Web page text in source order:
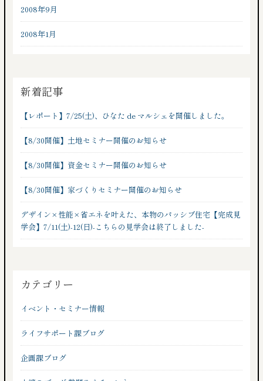
2008年9月
2008年1月
新着記事
【レポート】7/25(土)、ひなた de マルシェを開催しました。
【8/30開催】土地セミナー開催のお知らせ
【8/30開催】資金セミナー開催のお知らせ
【8/30開催】家づくりセミナー開催のお知らせ
デザイン×性能×省エネを叶えた、本物のパッシブ住宅【完成見
学会】7/11(土)-12(日)-こちらの見学会は終了しました-
カテゴリー
イベント・セミナー情報
ライフサポート課ブログ
企画課ブログ